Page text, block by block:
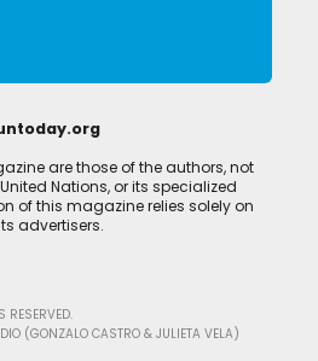
are those of the authors, not
Nations, or its specialized
of this magazine relies solely on
advertisers.
(GONZALO CASTRO & JULIETA VELA)